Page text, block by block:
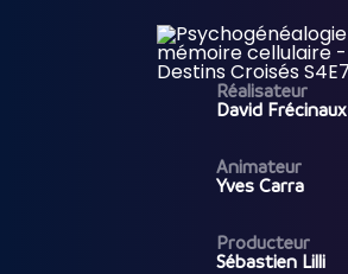
Réalisateur
David Frécinaux
Animateur
Yves Carra
Producteur
Sébastien Lilli